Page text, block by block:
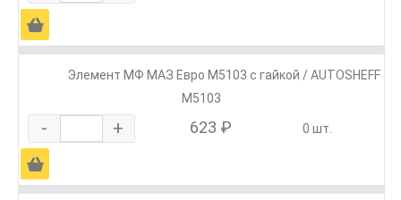
Ä
Элемент МФ МАЗ Евро М5103 с гайкой / AUTOSHEFF
М5103
- + 623 ₽ 0 шт.
Ä